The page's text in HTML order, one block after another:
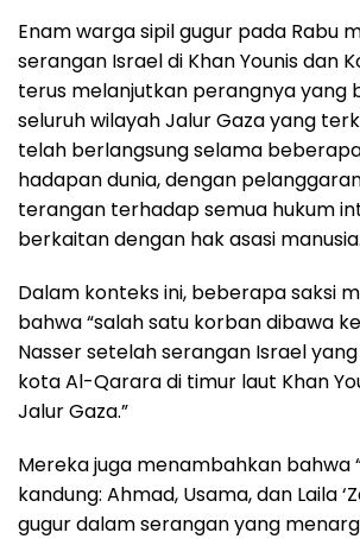
Enam warga sipil gugur pada Rabu
serangan Israel di Khan Younis dan
terus melanjutkan perangnya yang
seluruh wilayah Jalur Gaza yang
telah berlangsung selama
hadapan dunia, dengan
terangan terhadap semua hukum
berkaitan dengan hak asasi manusia.
Dalam konteks ini, beberapa saksi
bahwa “salah satu korban dibawa
Nasser setelah serangan Israel
kota Al-Qarara di timur laut Khan
Jalur Gaza.”
Mereka juga menambahkan bahwa
kandung: Ahmad, Usama, dan Laila
gugur dalam serangan yang